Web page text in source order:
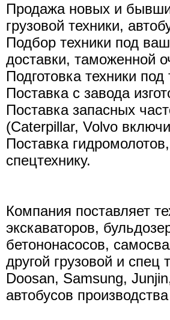
Продажа новых и
грузовой техники,
Подбор техники под
доставки, таможенной
Подготовка техники
Поставка с завода
Поставка запасных
(Caterpillar, Volvo
Поставка
спецтехнику.
Компания поставляет
экскаваторов,
бетононасосов,
другой грузовой и спец
Doosan, Samsung,
автобусов